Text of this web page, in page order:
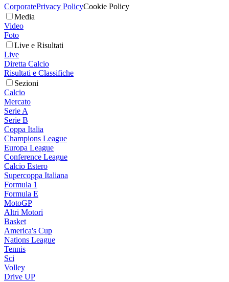
CorporatePrivacy PolicyCookie Policy
Media
Video
Foto
Live e Risultati
Live
Diretta Calcio
Risultati e Classifiche
Sezioni
Calcio
Mercato
Serie A
Serie B
Coppa Italia
Champions League
Europa League
Conference League
Calcio Estero
Supercoppa Italiana
Formula 1
Formula E
MotoGP
Altri Motori
Basket
America's Cup
Nations League
Tennis
Sci
Volley
Drive UP